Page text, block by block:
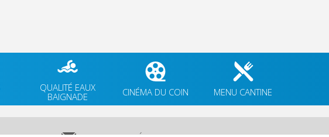
QUALITÉ EAUX
BAIGNADE
CINÉMA DU COIN MENU CANTINE